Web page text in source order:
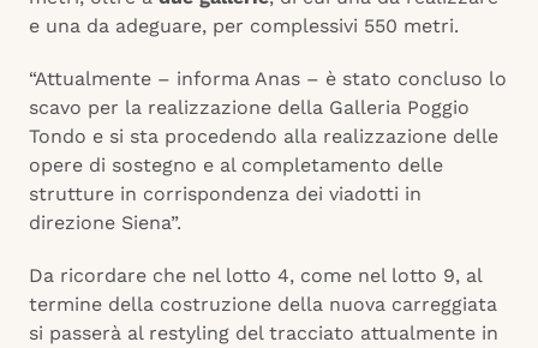
e una da adeguare, per complessivi 550 metri.
“Attualmente – informa Anas – è stato concluso lo
scavo per la realizzazione della Galleria Poggio
Tondo e si sta procedendo alla realizzazione delle
opere di sostegno e al completamento delle
strutture in corrispondenza dei viadotti in
direzione Siena”.
Da ricordare che nel lotto 4, come nel lotto 9, al
termine della costruzione della nuova carreggiata
si passerà al restyling del tracciato attualmente in